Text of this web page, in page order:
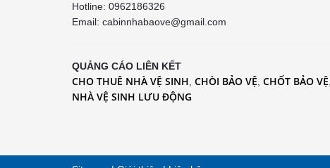
Hotline: 0962186326
Email: cabinnhabaove@gmail.com
QUẢNG CÁO LIÊN KẾT
CHO THUÊ NHÀ VỆ SINH CHÒI BẢO VỆ CHỐT BẢO VỆ
NHÀ VỆ SINH LƯU ĐỘNG